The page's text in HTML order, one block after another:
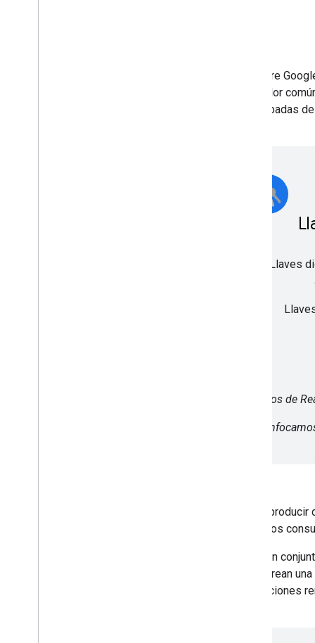
Android Ready SE Alliance es una colaboración entre
resistente a la manipulación, fuera el denominador
implementaciones de código abierto probadas
Llaves
Los miembros de
Nos
Los OEM que adoptan Android Ready SE pueden
introducen en la plataforma de Android. Los
Un objetivo importante de esta alianza es habilitar un
validadas de las applets de Android Ready SE crean
seguros y permiten realizar actualizaciones